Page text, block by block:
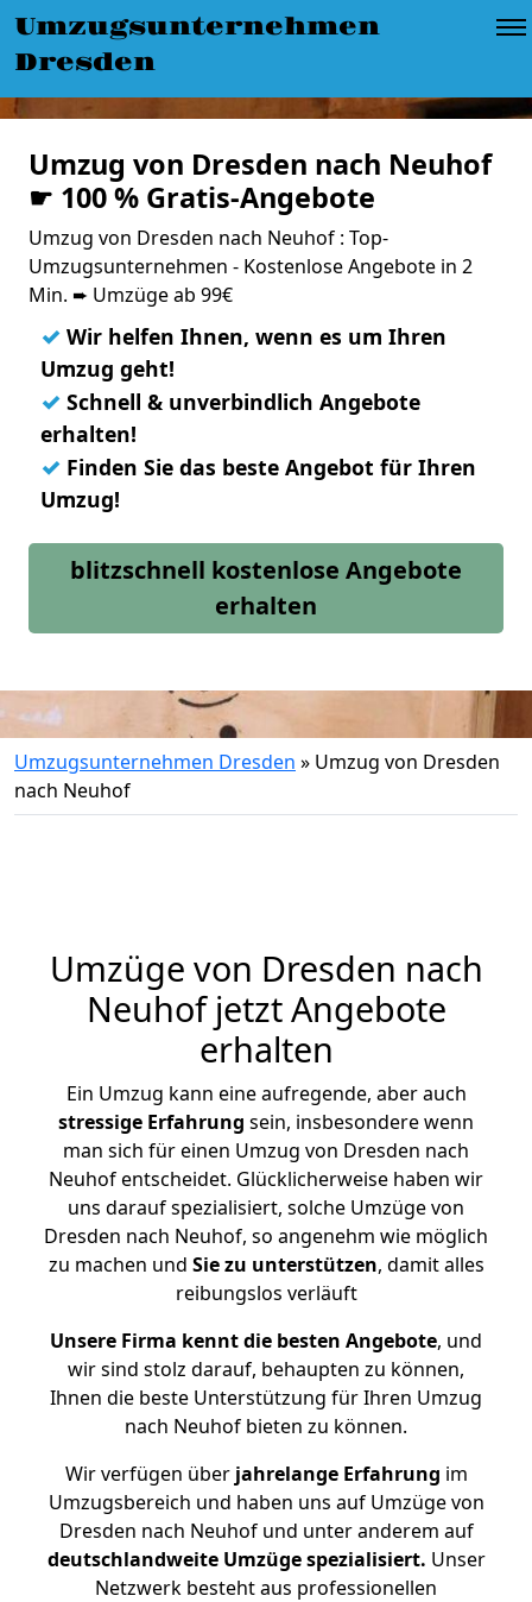
Umzugsunternehmen
Dresden
Umzug von Dresden nach Neuhof
☛ 100 % Gratis-Angebote
Umzug von Dresden nach Neuhof : Top-
Umzugsunternehmen - Kostenlose Angebote in 2
Min. ➨ Umzüge ab 99€
✓ Wir helfen Ihnen, wenn es um Ihren
Umzug geht!
✓ Schnell & unverbindlich Angebote
erhalten!
✓ Finden Sie das beste Angebot für Ihren
Umzug!
blitzschnell kostenlose Angebote
erhalten
Umzugsunternehmen Dresden » Umzug von Dresden
nach Neuhof
Umzüge von Dresden nach
Neuhof jetzt Angebote
erhalten
Ein Umzug kann eine aufregende, aber auch
stressige Erfahrung sein, insbesondere wenn
man sich für einen Umzug von Dresden nach
Neuhof entscheidet. Glücklicherweise haben wir
uns darauf spezialisiert, solche Umzüge von
Dresden nach Neuhof, so angenehm wie möglich
zu machen und Sie zu unterstützen, damit alles
reibungslos verläuft
Unsere Firma kennt die besten Angebote, und
wir sind stolz darauf, behaupten zu können,
Ihnen die beste Unterstützung für Ihren Umzug
nach Neuhof bieten zu können.
Wir verfügen überjahrelange Erfahrung im
Umzugsbereich und haben uns auf Umzüge von
Dresden nach Neuhof und unter anderem auf
deutschlandweite Umzüge spezialisiert. Unser
Netzwerk besteht aus professionellen